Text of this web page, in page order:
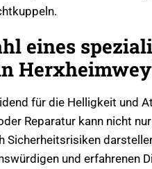
eines
für die Helligkeit und
Reparatur kann nicht
Sicherheitsrisiken
und erfahrenen